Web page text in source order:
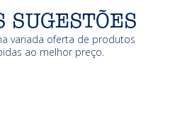
SUGESTÕES
variada oferta de produtos
ao melhor preço.